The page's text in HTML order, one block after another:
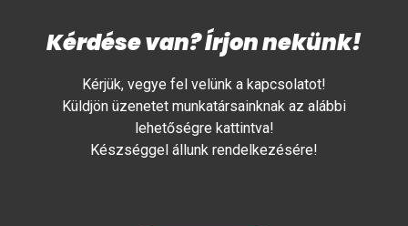
Kérdése van? Írjon nekünk!
Kérjük, vegye fel velünk a kapcsolatot!
Küldjön üzenetet munkatársainknak az alábbi
lehetőségre kattintva!
Készséggel állunk rendelkezésére!